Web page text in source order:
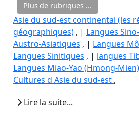
Plus de rubriques ...
Asie du sud-est continental (les
géographiques) , | Langues
Austro-Asiatiques , | Langues
Langues Sinitiques , | langues
Langues Miao-Yao (Hmong-Mien)
Cultures d Asie du sud-est ,
Lire la suite...